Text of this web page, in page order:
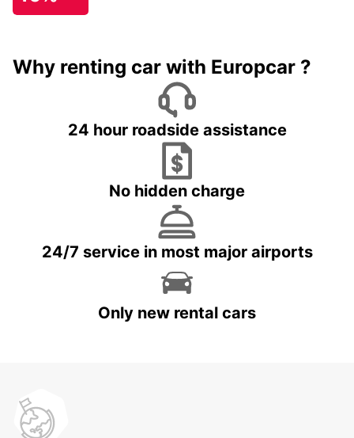
Why renting car with Europcar ?
24 hour roadside assistance
No hidden charge
24/7 service in most major airports
Only new rental cars